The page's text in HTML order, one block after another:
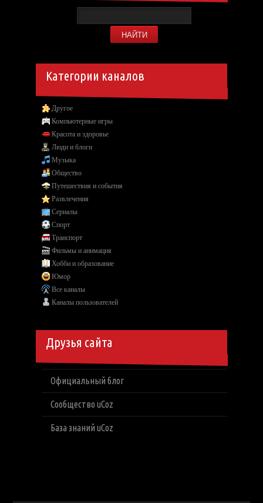
Категории каналов
Другое
Компьютерные игры
Красота и здоровье
Люди и блоги
Музыка
Общество
Путешествия и события
Развлечения
Сериалы
Спорт
Транспорт
Фильмы и анимация
Хобби и образование
Юмор
Все каналы
Каналы пользователей
Друзья сайта
Официальный блог
Сообщество uCoz
База знаний uCoz